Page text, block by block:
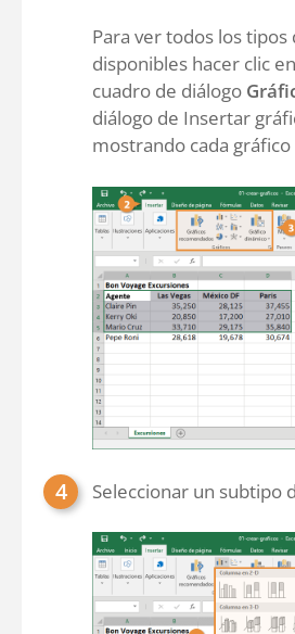
Para ver todos los tipos
disponibles hacer clic
cuadro de diálogo
diálogo de Insertar
mostrando cada
Seleccionar un subtipo